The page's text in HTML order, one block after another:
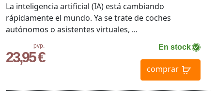
pvp.
23,95 €
En stock
comprar
La inteligencia artificial (IA) está cambiando
rápidamente el mundo. Ya se trate de coches
autónomos o asistentes virtuales, ...